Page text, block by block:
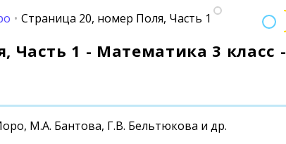
• Страница 20, номер Поля, Часть 1
Часть 1 - Математика 3 класс -
М.А. Бантова, Г.В. Бельтюкова и др.